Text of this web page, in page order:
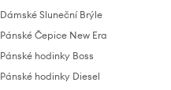
Dámské Sluneční Brýle
Pánské Čepice New Era
Pánské hodinky Boss
Pánské hodinky Diesel